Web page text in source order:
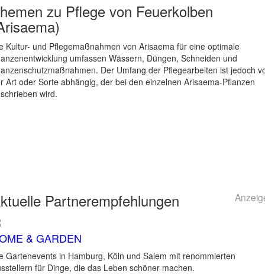
zu Pflege von Feuerkolben
Kultur- und Pflegemaßnahmen von Arisaema für eine optimale
umfassen Wässern, Düngen, Schneiden und
Der Umfang der Pflegearbeiten ist jedoch
Art oder Sorte abhängig, der bei den einzelnen Arisaema-Pflanzen
wird.
Partnerempfehlungen
& GARDEN
Gartenevents in Hamburg, Köln und Salem mit renommierten
für Dinge, die das Leben schöner machen.